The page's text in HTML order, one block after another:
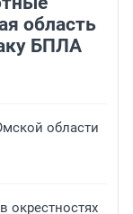
область
БПЛА
области
окрестностях